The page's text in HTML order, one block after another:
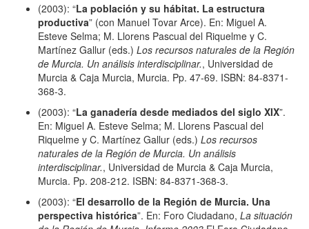
(2003): “La población y su hábitat. La estructura
productiva” (con Manuel Tovar Arce). En: Miguel A.
Esteve Selma; M. Llorens Pascual del Riquelme y C.
Martínez Gallur (eds.) Los recursos naturales de la Región
de Murcia. Un análisis interdisciplinar., Universidad de
Murcia & Caja Murcia, Murcia. Pp. 47-69. ISBN: 84-8371-
368-3.
(2003): “La ganadería desde mediados del siglo XIX”.
En: Miguel A. Esteve Selma; M. Llorens Pascual del
Riquelme y C. Martínez Gallur (eds.) Los recursos
naturales de la Región de Murcia. Un análisis
interdisciplinar., Universidad de Murcia & Caja Murcia,
Murcia. Pp. 208-212. ISBN: 84-8371-368-3.
(2003): “El desarrollo de la Región de Murcia. Una
perspectiva histórica”. En: Foro Ciudadano, La situación